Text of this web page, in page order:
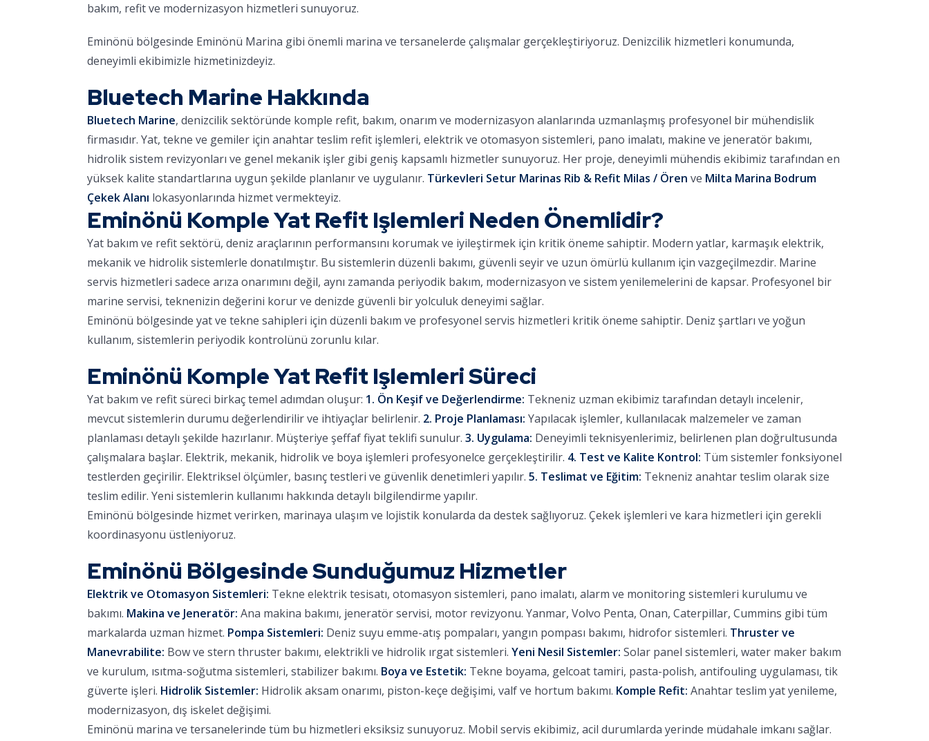
bakım, refit ve modernizasyon hizmetleri sunuyoruz.
Eminönü bölgesinde Eminönü Marina gibi önemli marina ve tersanelerde çalışmalar gerçekleştiriyoruz. Denizcilik hizmetleri konumunda,
deneyimli ekibimizle hizmetinizdeyiz.
Bluetech Marine Hakkında
Bluetech Marine, denizcilik sektöründe komple refit, bakım, onarım ve modernizasyon alanlarında uzmanlaşmış profesyonel bir mühendislik
firmasıdır. Yat, tekne ve gemiler için anahtar teslim refit işlemleri, elektrik ve otomasyon sistemleri, pano imalatı, makine ve jeneratör bakımı,
hidrolik sistem revizyonları ve genel mekanik işler gibi geniş kapsamlı hizmetler sunuyoruz. Her proje, deneyimli mühendis ekibimiz tarafından en
yüksek kalite standartlarına uygun şekilde planlanır ve uygulanır. Türkevleri Setur Marinas Rib & Refit Milas / Ören ve Milta Marina Bodrum
Çekek Alanı lokasyonlarında hizmet vermekteyiz.
Eminönü Komple Yat Refit Işlemleri Neden Önemlidir?
Yat bakım ve refit sektörü, deniz araçlarının performansını korumak ve iyileştirmek için kritik öneme sahiptir. Modern yatlar, karmaşık elektrik,
mekanik ve hidrolik sistemlerle donatılmıştır. Bu sistemlerin düzenli bakımı, güvenli seyir ve uzun ömürlü kullanım için vazgeçilmezdir. Marine
servis hizmetleri sadece arıza onarımını değil, aynı zamanda periyodik bakım, modernizasyon ve sistem yenilemelerini de kapsar. Profesyonel bir
marine servisi, teknenizin değerini korur ve denizde güvenli bir yolculuk deneyimi sağlar.
Eminönü bölgesinde yat ve tekne sahipleri için düzenli bakım ve profesyonel servis hizmetleri kritik öneme sahiptir. Deniz şartları ve yoğun
kullanım, sistemlerin periyodik kontrolünü zorunlu kılar.
Eminönü Komple Yat Refit Işlemleri Süreci
Yat bakım ve refit süreci birkaç temel adımdan oluşur: 1. Ön Keşif ve Değerlendirme: Tekneniz uzman ekibimiz tarafından detaylı incelenir,
mevcut sistemlerin durumu değerlendirilir ve ihtiyaçlar belirlenir. 2. Proje Planlaması: Yapılacak işlemler, kullanılacak malzemeler ve zaman
planlaması detaylı şekilde hazırlanır. Müşteriye şeffaf fiyat teklifi sunulur. 3. Uygulama: Deneyimli teknisyenlerimiz, belirlenen plan doğrultusunda
çalışmalara başlar. Elektrik, mekanik, hidrolik ve boya işlemleri profesyonelce gerçekleştirilir. 4. Test ve Kalite Kontrol: Tüm sistemler fonksiyonel
testlerden geçirilir. Elektriksel ölçümler, basınç testleri ve güvenlik denetimleri yapılır. 5. Teslimat ve Eğitim: Tekneniz anahtar teslim olarak size
teslim edilir. Yeni sistemlerin kullanımı hakkında detaylı bilgilendirme yapılır.
Eminönü bölgesinde hizmet verirken, marinaya ulaşım ve lojistik konularda da destek sağlıyoruz. Çekek işlemleri ve kara hizmetleri için gerekli
koordinasyonu üstleniyoruz.
Eminönü Bölgesinde Sunduğumuz Hizmetler
Elektrik ve Otomasyon Sistemleri: Tekne elektrik tesisatı, otomasyon sistemleri, pano imalatı, alarm ve monitoring sistemleri kurulumu ve
bakımı. Makina ve Jeneratör: Ana makina bakımı, jeneratör servisi, motor revizyonu. Yanmar, Volvo Penta, Onan, Caterpillar, Cummins gibi tüm
markalarda uzman hizmet. Pompa Sistemleri: Deniz suyu emme-atış pompaları, yangın pompası bakımı, hidrofor sistemleri. Thruster ve
Manevrabilite: Bow ve stern thruster bakımı, elektrikli ve hidrolik ırgat sistemleri. Yeni Nesil Sistemler: Solar panel sistemleri, water maker bakım
ve kurulum, ısıtma-soğutma sistemleri, stabilizer bakımı. Boya ve Estetik: Tekne boyama, gelcoat tamiri, pasta-polish, antifouling uygulaması, tik
güverte işleri. Hidrolik Sistemler: Hidrolik aksam onarımı, piston-keçe değişimi, valf ve hortum bakımı. Komple Refit: Anahtar teslim yat yenileme,
modernizasyon, dış iskelet değişimi.
Eminönü marina ve tersanelerinde tüm bu hizmetleri eksiksiz sunuyoruz. Mobil servis ekibimiz, acil durumlarda yerinde müdahale imkanı sağlar.